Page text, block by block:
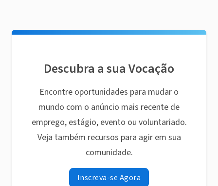
Descubra a sua Vocação
Encontre oportunidades para mudar o
mundo com o anúncio mais recente de
emprego, estágio, evento ou voluntariado.
Veja também recursos para agir em sua
comunidade.
Inscreva-se Agora